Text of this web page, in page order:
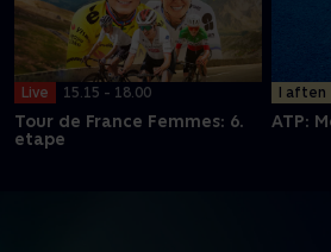
Live 15.15 - 18.00
Tour de France Femmes: 6.
etape
I aften
ATP: